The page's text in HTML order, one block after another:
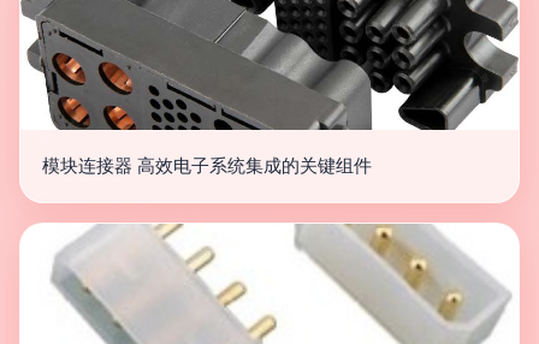
模块连接器 高效电子系统集成的关键组件